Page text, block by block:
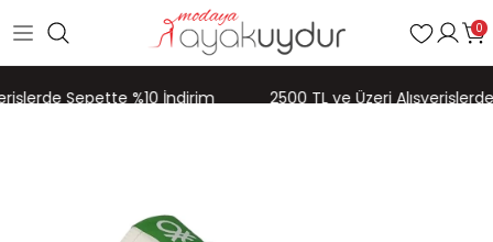
Sepette %10 İndirim 2500 TL ve Üzeri
0